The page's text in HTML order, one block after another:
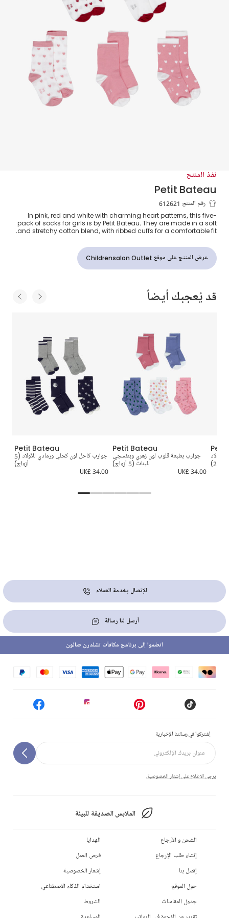
نفذ المنتج
Petit Bateau
جوارب بطبعة قلوب لون أبيض وأحمر وزهري
للبنات (عدد 5)
رقم المنتج 612621
In pink, red and white with charming heart patterns, this five-
pack of socks for girls is by Petit Bateau. They are made in a soft
and stretchy cotton blend, with ribbed cuffs for a comfortable fit.
عرض المنتج على موقع Childrensalon Outlet
قد يُعجبك أيضاً
Petit Bateau
جوارب كاحل لون كحلي ورمادي للأولاد (5
أزواج)
UK£ 34.00
Petit Bateau
جوارب بطبعة قلوب لون زهري وبنفسجي
للبنات (5 أزواج)
UK£ 34.00
الإتصال بخدمة العملاء
أرسل لنا رسالة
إشتركوا في رسالتنا الإخبارية
يرجى الاطلاع على إشعار الخصوصية.
الملابس الصديقة للبيئة
انضموا إلى برنامج مكافآت تشلدرن صالون
الشحن و الأرجاع
إنشاء طلب الإرجاع
إتصل بنا
حول الموقع
جدول المقاسات
الهدايا
فرص العمل
إشعار الخصوصية
استخدام الذكاء الاصطناعي
الشروط